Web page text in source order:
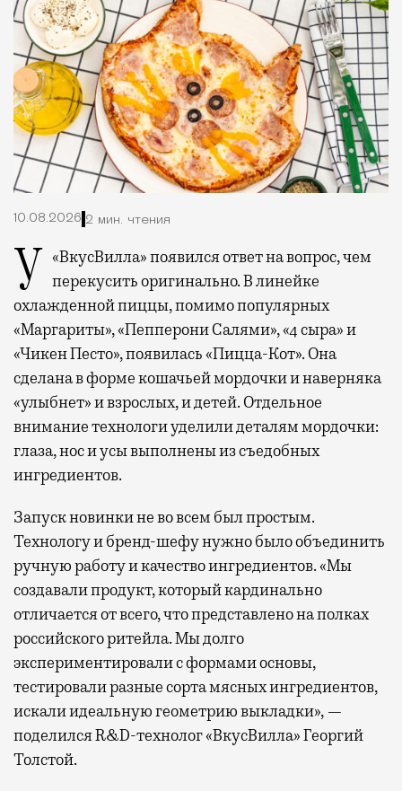
10.08.2026 2 мин. чтения
У «ВкусВилла» появился ответ на вопрос, чем
перекусить оригинально. В линейке
охлажденной пиццы, помимо популярных
«Маргариты», «Пепперони Салями», «4 сыра» и
«Чикен Песто», появилась «Пицца-Кот». Она
сделана в форме кошачьей мордочки и наверняка
«улыбнет» и взрослых, и детей. Отдельное
внимание технологи уделили деталям мордочки:
глаза, нос и усы выполнены из съедобных
ингредиентов.
Запуск новинки не во всем был простым.
Технологу и бренд-шефу нужно было объединить
ручную работу и качество ингредиентов. «Мы
создавали продукт, который кардинально
отличается от всего, что представлено на полках
российского ритейла. Мы долго
экспериментировали с формами основы,
тестировали разные сорта мясных ингредиентов,
искали идеальную геометрию выкладки», —
поделился R&D-технолог «ВкусВилла» Георгий
Толстой.